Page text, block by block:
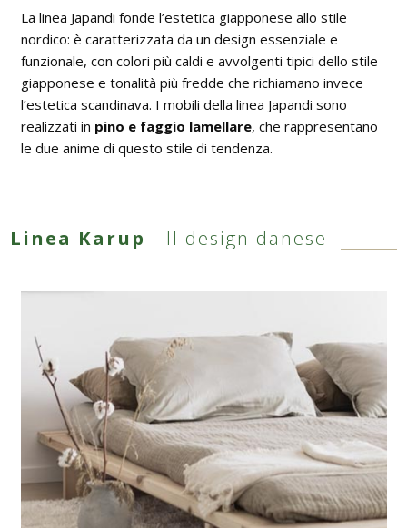
La linea Japandi fonde l’estetica giapponese allo stile
nordico: è caratterizzata da un design essenziale e
funzionale, con colori più caldi e avvolgenti tipici dello stile
giapponese e tonalità più fredde che richiamano invece
l’estetica scandinava. I mobili della linea Japandi sono
realizzati in pino e faggio lamellare, che rappresentano
le due anime di questo stile di tendenza.
Linea Karup - Il design danese